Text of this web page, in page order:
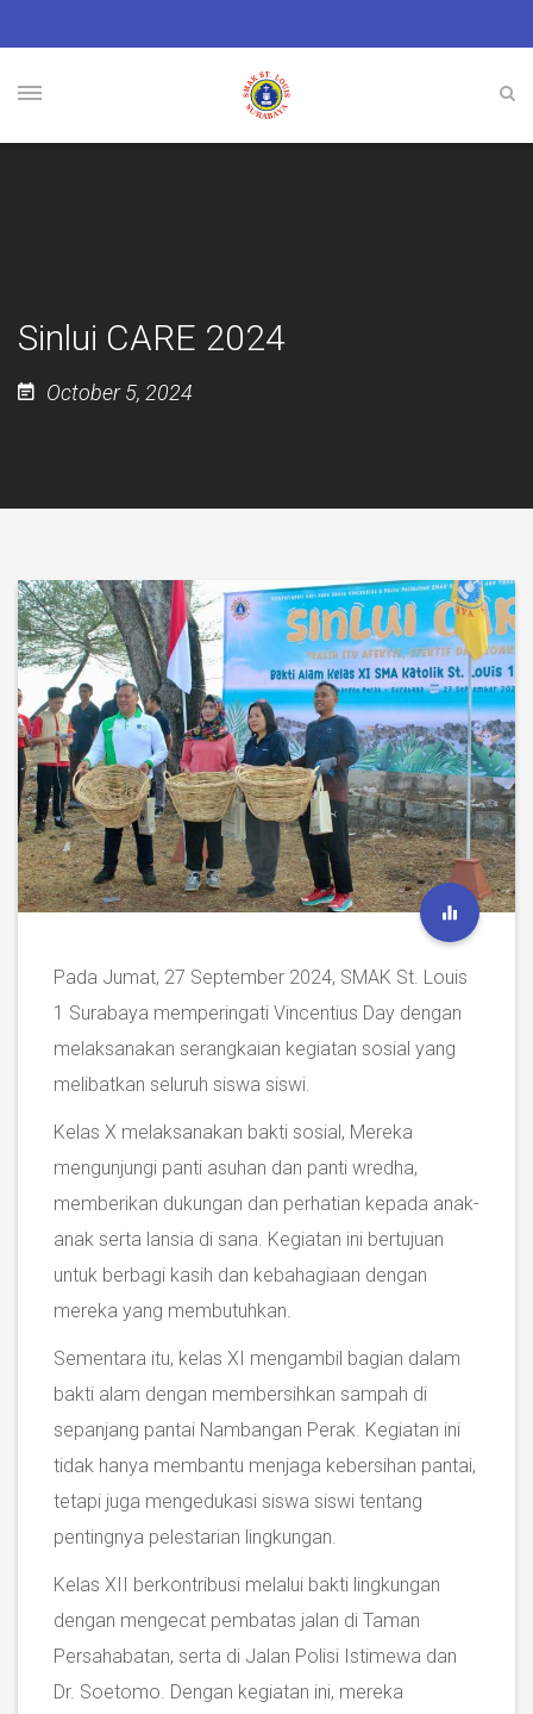
Sinlui CARE 2024
October 5, 2024
Pada Jumat, 27 September 2024, SMAK St. Louis
1 Surabaya memperingati Vincentius Day dengan
melaksanakan serangkaian kegiatan sosial yang
melibatkan seluruh siswa siswi.
Kelas X melaksanakan bakti sosial, Mereka
mengunjungi panti asuhan dan panti wredha,
memberikan dukungan dan perhatian kepada anak-
anak serta lansia di sana. Kegiatan ini bertujuan
untuk berbagi kasih dan kebahagiaan dengan
mereka yang membutuhkan.
Sementara itu, kelas XI mengambil bagian dalam
bakti alam dengan membersihkan sampah di
sepanjang pantai Nambangan Perak. Kegiatan ini
tidak hanya membantu menjaga kebersihan pantai,
tetapi juga mengedukasi siswa siswi tentang
pentingnya pelestarian lingkungan.
Kelas XII berkontribusi melalui bakti lingkungan
dengan mengecat pembatas jalan di Taman
Persahabatan, serta di Jalan Polisi Istimewa dan
Dr. Soetomo. Dengan kegiatan ini, mereka